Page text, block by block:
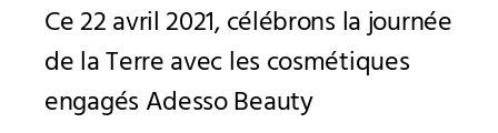
Ce 22 avril 2021, célébrons la journée
de la Terre avec les cosmétiques
engagés Adesso Beauty